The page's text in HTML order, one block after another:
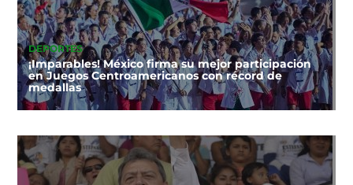
DEPORTES
¡Imparables! México firma su mejor participación
en Juegos Centroamericanos con récord de
medallas